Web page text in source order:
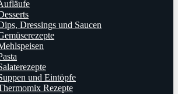
Dressings und Saucen
und Eintöpfe
Rezepte